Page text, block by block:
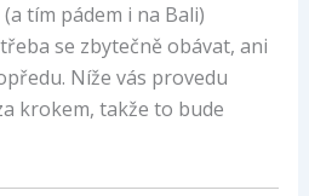
tím pádem i na Bali)
se zbytečně obávat, ani
Níže vás provedu
krokem, takže to bude